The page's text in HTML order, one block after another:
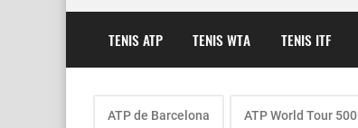
TENIS ATP TENIS WTA TENIS ITF
ATP de Barcelona ATP World Tour 500